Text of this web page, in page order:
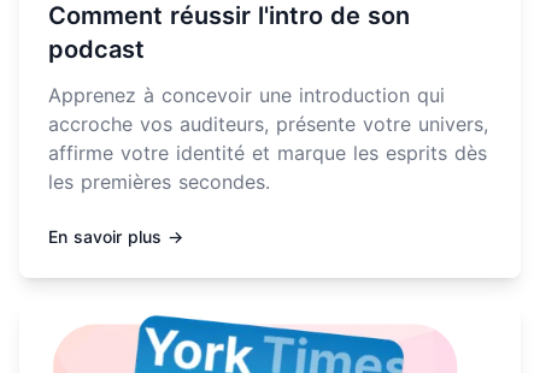
Comment réussir l'intro de son
podcast
Apprenez à concevoir une introduction qui
accroche vos auditeurs, présente votre univers,
affirme votre identité et marque les esprits dès
les premières secondes.
En savoir plus →
En savoir plus sur Comment créer un dossier de